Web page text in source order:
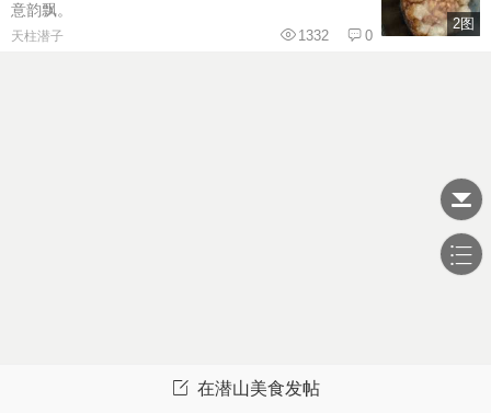
2图
意韵飘。
天柱潜子 0
1332
在潜山美食发帖